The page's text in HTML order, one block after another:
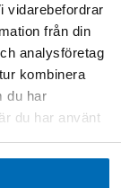
vidarebefordrar
från din
analysföretag
kombinera
du har
du har använt